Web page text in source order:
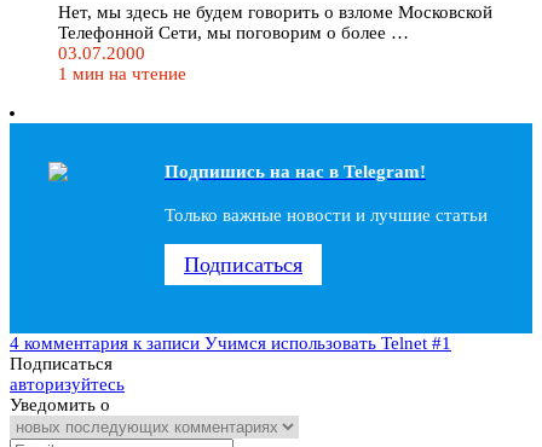
Нет, мы здесь не будем говорить о взломе Московской
Телефонной Сети, мы поговорим о более …
03.07.2000
1 мин на чтение
Подпишись на наc в Telegram!
Только важные новости и лучшие статьи
Подписаться
4 комментария к записи Учимся использовать Telnet #1
Подписаться
авторизуйтесь
Уведомить о